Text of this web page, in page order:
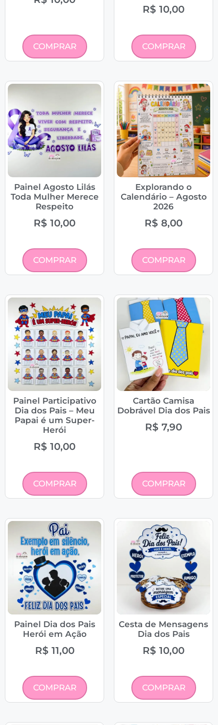
COMPRAR
R$ 10,00
COMPRAR
Painel Agosto Lilás
Toda Mulher Merece
Respeito
R$ 10,00
COMPRAR
Explorando o
Calendário – Agosto
2026
R$ 8,00
COMPRAR
Painel Participativo
Dia dos Pais – Meu
Papai é um Super-
Herói
R$ 10,00
COMPRAR
Cartão Camisa
Dobrável Dia dos Pais
R$ 7,90
COMPRAR
Painel Dia dos Pais
Herói em Ação
R$ 11,00
COMPRAR
Cesta de Mensagens
Dia dos Pais
R$ 10,00
COMPRAR